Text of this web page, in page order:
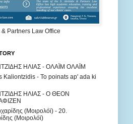
& Partners Law Office
ΗΛΙΑΣ - ΟΛΑΪΜ ΟΛΑΪΜ
Kaliontzidis - To poinats ap' ada ki
ΗΛΙΑΣ - Ο ΘΕΟΝ
(Μοιρολόϊ) - 20.
(Μοιρολόϊ)